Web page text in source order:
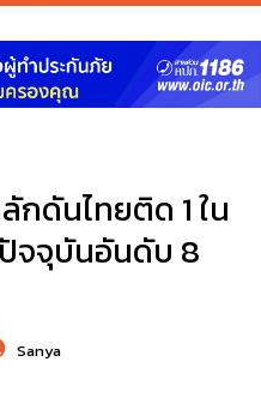
กดันไทยติด 1 ใน
จจุบันอันดับ 8
Sanya